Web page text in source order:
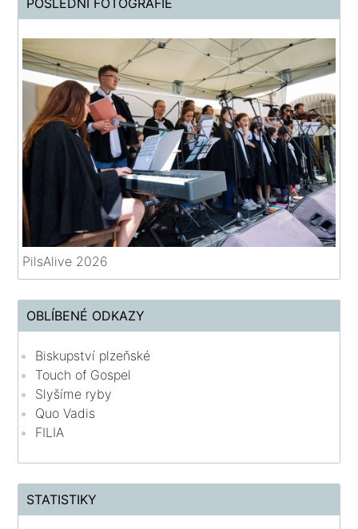
PilsAlive 2026
OBLÍBENÉ ODKAZY
Biskupství plzeňské
Touch of Gospel
Slyšíme ryby
Quo Vadis
FILIA
STATISTIKY